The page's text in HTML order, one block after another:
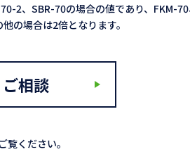
2、SBR-70の場合の値であり、FKM-
の場合は2倍となります。
相談
ください。